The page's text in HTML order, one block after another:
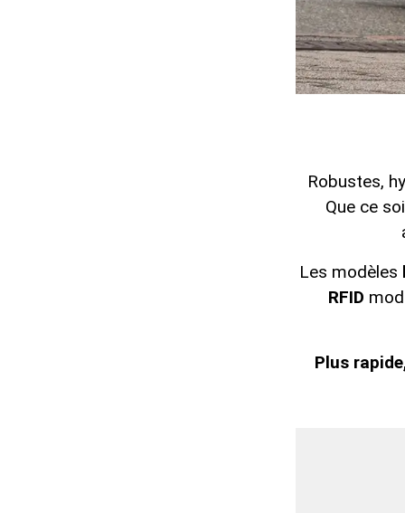
Robustes,
Que ce
Les modèles
RFID
Plus